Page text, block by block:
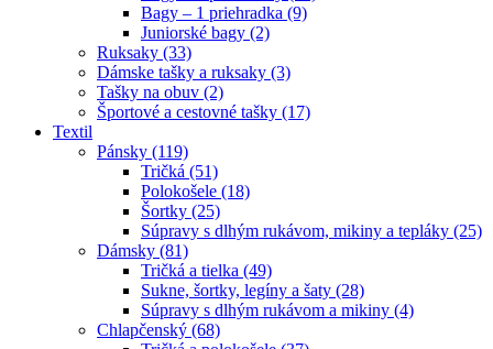
Bagy – 1 priehradka (9)
Juniorské bagy (2)
Ruksaky (33)
Dámske tašky a ruksaky (3)
Tašky na obuv (2)
Športové a cestovné tašky (17)
Textil
Pánsky (119)
Tričká (51)
Polokošele (18)
Šortky (25)
Súpravy s dlhým rukávom, mikiny a tepláky (25)
Dámsky (81)
Tričká a tielka (49)
Sukne, šortky, legíny a šaty (28)
Súpravy s dlhým rukávom a mikiny (4)
Chlapčenský (68)